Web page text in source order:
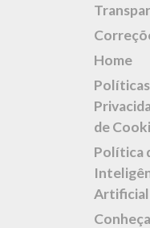
Home
de
Política
Artificial